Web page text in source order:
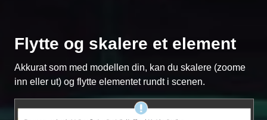
Flytte og skalere et element
Akkurat som med modellen din, kan du skalere (zoome
inn eller ut) og flytte elementet rundt i scenen.